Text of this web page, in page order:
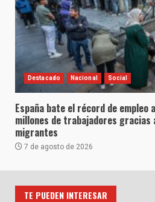
Destacado Nacional Social
España bate el récord de empleo
millones de trabajadores gracias
migrantes
7 de agosto de 2026
TE PUEDEN INTERESAR